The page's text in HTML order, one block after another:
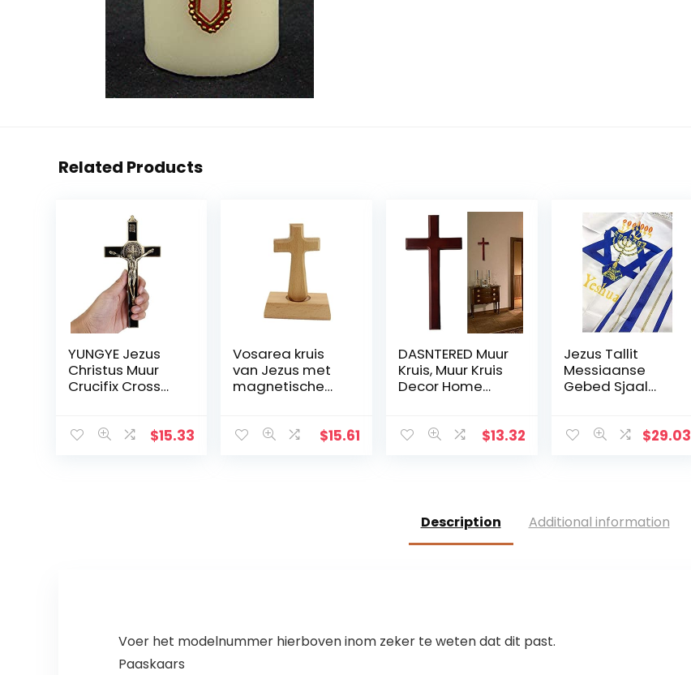
Related Products
YUNGYE Jezus
Christus Muur
Crucifix Cross
Decor Jezus $15.33
Vosarea kruis
van Jezus met
magnetische
$15.61
DASNTERED Muur
Kruis, Muur Kruis
Decor Home
Ornament Muur
$13.32
Jezus Tallit
Messiaanse
Gebed Sjaal
Goud Met Tallit
$29.03
Description Additional information
Voer het modelnummer hierboven inom zeker te weten dat dit past.
Paaskaars